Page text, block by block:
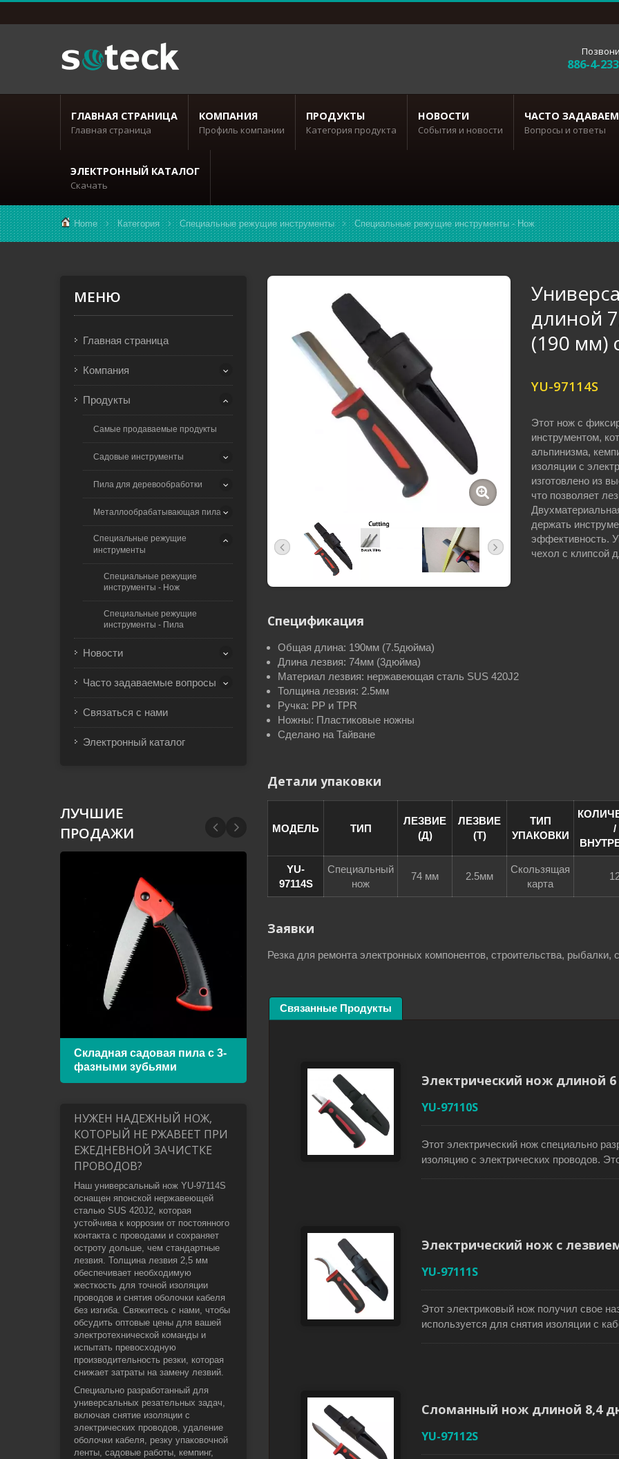
886-4-
ГЛАВНАЯ СТРАНИЦА
Главная страница
КОМПАНИЯ
Профиль компании
ПРОДУКТЫ
Категория продукта
НОВОСТИ
События и новости
ЧАСТО
Вопросы и ответы
ЭЛЕКТРОННЫЙ КАТАЛОГ
Скачать
Home Категория Специальные режущие инструменты Специальные режущие инструменты - Нож
МЕНЮ
Главная страница
Компания
Продукты
Самые продаваемые продукты
Садовые инструменты
Пила для деревообработки
Металлообрабатывающая пила
Специальные режущие
инструменты
Специальные режущие
инструменты - Нож
Специальные режущие
инструменты - Пила
Новости
Часто задаваемые вопросы
Связаться с нами
Электронный каталог
ЛУЧШИЕ
ПРОДАЖИ
Складная садовая пила с 3-
фазными зубьями
биметаллическим лезвием
НУЖЕН НАДЕЖНЫЙ НОЖ,
КОТОРЫЙ НЕ РЖАВЕЕТ ПРИ
ЕЖЕДНЕВНОЙ ЗАЧИСТКЕ
ПРОВОДОВ?
Наш универсальный нож YU-97114S
оснащен японской нержавеющей
сталью SUS 420J2, которая
устойчива к коррозии от постоянного
контакта с проводами и сохраняет
остроту дольше, чем стандартные
лезвия. Толщина лезвия 2,5 мм
обеспечивает необходимую
жесткость для точной изоляции
проводов и снятия оболочки кабеля
без изгиба. Свяжитесь с нами, чтобы
обсудить оптовые цены для вашей
электротехнической команды и
испытать превосходную
производительность резки, которая
снижает затраты на замену лезвий.
Специально разработанный для
универсальных резательных задач,
включая снятие изоляции с
электрических проводов, удаление
оболочки кабеля, резку упаковочной
ленты, садовые работы, кемпинг,
длиной
(190 мм)
YU-97114S
Этот нож с
инструментом,
альпинизма,
изоляции с
изготовлено из
что позволяет
держать
эффективность.
чехол с клипсой
Спецификация
Общая длина: 190мм (7.5дюйма)
Длина лезвия: 74мм (3дюйма)
Материал лезвия: нержавеющая сталь SUS 420J2
Толщина лезвия: 2.5мм
Ручка: PP и TPR
Ножны: Пластиковые ножны
Сделано на Тайване
Детали упаковки
МОДЕЛЬ ТИП
ЛЕЗВИЕ
(Д)
ЛЕЗВИЕ
(Т)
ТИП
УПАКОВКИ
/
YU-
97114S
Специальный
нож
74 мм 2.5мм
Скользящая
карта
Заявки
Резка для ремонта электронных компонентов, строительства, рыбалки,
Связанные Продукты
Электрический нож длиной
YU-97110S
Этот электрический нож специально
изоляцию с электрических проводов.
контроль и безопасность. Этот нож
Электрический нож с
YU-97111S
Этот электриковый нож получил свое
используется для снятия изоляции с
полной защиты и удобной переноски.
Сломанный нож длиной 8,4
YU-97112S